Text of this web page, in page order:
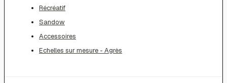
Récréatif
Sandow
Accessoires
Echelles sur mesure - Agrès